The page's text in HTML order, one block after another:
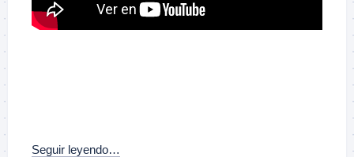
Seguir leyendo…